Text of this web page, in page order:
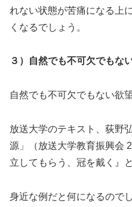
れない状態が苦痛になる上
くなるでしょう。
３）自然でも不可欠でもな
自然でも不可欠でもない欲
放送大学のテキスト、荻野
源」（放送大学教育振興会
立してもらう、冠を戴く』
身近な例だと何になるので